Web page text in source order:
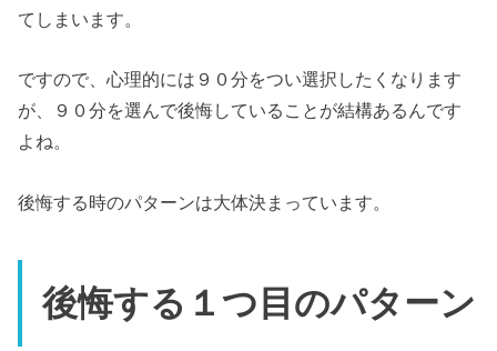
てしまいます。
ですので、心理的には９０分をつい選択したくなります
が、９０分を選んで後悔していることが結構あるんです
よね。
後悔する時のパターンは大体決まっています。
後悔する１つ目のパターン